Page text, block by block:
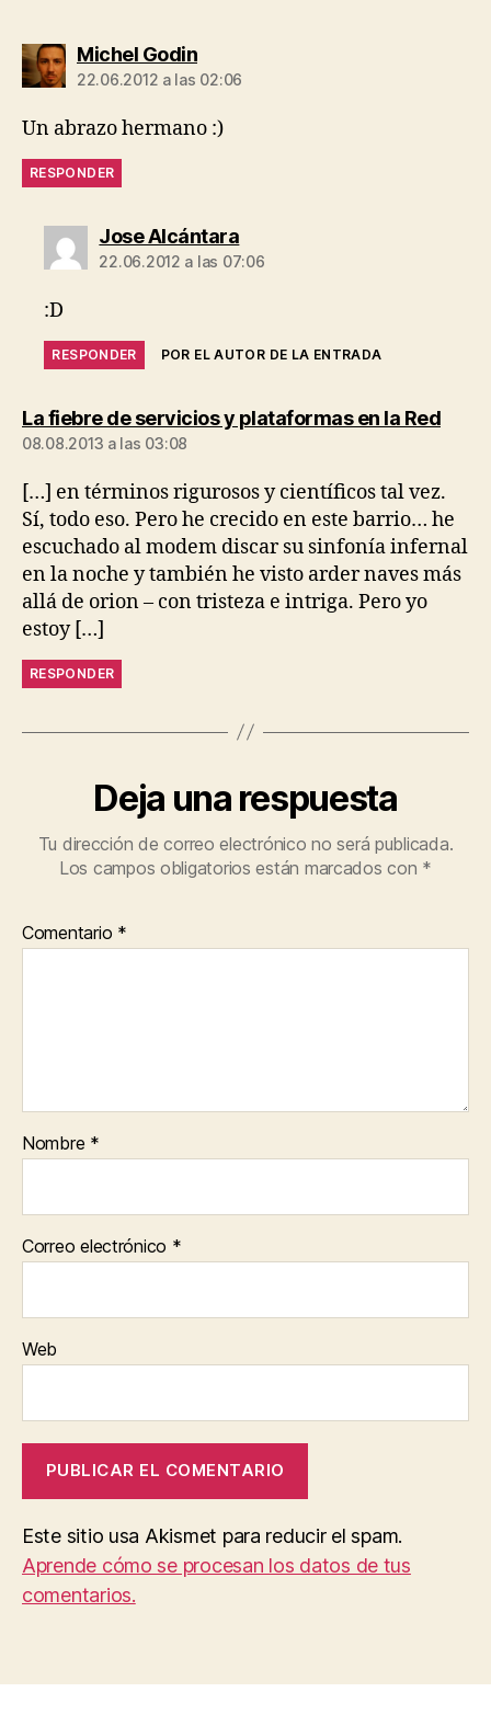
Michel Godindice:
22.06.2012 a las 02:06
Un abrazo hermano :)
RESPONDER
Jose Alcántaradice:
22.06.2012 a las 07:06
:D
RESPONDER POR EL AUTOR DE LA ENTRADA
La fiebre de servicios y plataformas en la Reddice:
08.08.2013 a las 03:08
[…] en términos rigurosos y científicos tal vez.
Sí, todo eso. Pero he crecido en este barrio… he
escuchado al modem discar su sinfonía infernal
en la noche y también he visto arder naves más
allá de orion – con tristeza e intriga. Pero yo
estoy […]
RESPONDER
Deja una respuesta
Tu dirección de correo electrónico no será publicada.
Los campos obligatorios están marcados con *
Comentario *
Nombre *
Correo electrónico *
Web
Este sitio usa Akismet para reducir el spam.
Aprende cómo se procesan los datos de tus
comentarios.